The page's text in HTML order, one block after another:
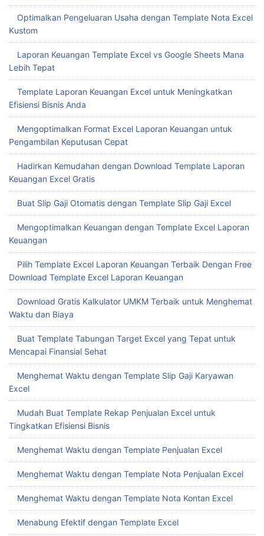
Optimalkan Pengeluaran Usaha dengan Template Nota Excel
Kustom
Laporan Keuangan Template Excel vs Google Sheets Mana
Lebih Tepat
Template Laporan Keuangan Excel untuk Meningkatkan
Efisiensi Bisnis Anda
Mengoptimalkan Format Excel Laporan Keuangan untuk
Pengambilan Keputusan Cepat
Hadirkan Kemudahan dengan Download Template Laporan
Keuangan Excel Gratis
Buat Slip Gaji Otomatis dengan Template Slip Gaji Excel
Mengoptimalkan Keuangan dengan Template Excel Laporan
Keuangan
Pilih Template Excel Laporan Keuangan Terbaik Dengan Free
Download Template Excel Laporan Keuangan
Download Gratis Kalkulator UMKM Terbaik untuk Menghemat
Waktu dan Biaya
Buat Template Tabungan Target Excel yang Tepat untuk
Mencapai Finansial Sehat
Menghemat Waktu dengan Template Slip Gaji Karyawan
Excel
Mudah Buat Template Rekap Penjualan Excel untuk
Tingkatkan Efisiensi Bisnis
Menghemat Waktu dengan Template Penjualan Excel
Menghemat Waktu dengan Template Nota Penjualan Excel
Menghemat Waktu dengan Template Nota Kontan Excel
Menabung Efektif dengan Template Excel